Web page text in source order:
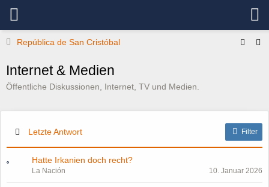
República de San Cristóbal
Internet & Medien
Öffentliche Diskussionen, Internet, TV und Medien.
Letzte Antwort Filter
Hatte Irkanien doch recht?
La Nación 10. Januar 2026